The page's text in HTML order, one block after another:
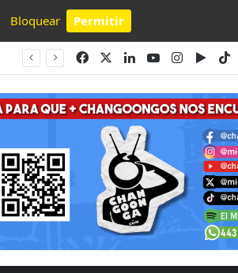
Bloquear Permitir
FacebookLinkedInYouTubeInstagram